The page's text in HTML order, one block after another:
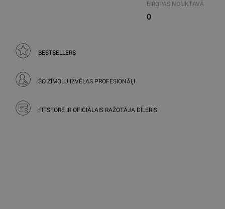
EIROPAS NOLIKTAVĀ
0
BESTSELLERS
ŠO ZĪMOLU IZVĒLAS PROFESIONĀĻI
FITSTORE IR OFICIĀLAIS RAŽOTĀJA DĪLERIS